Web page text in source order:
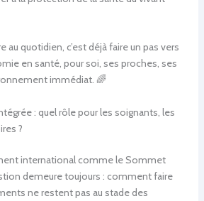
quotidien, c’est déjà faire un pas vers
en santé, pour soi, ses proches, ses
immédiat. 🌈
: quel rôle pour les soignants, les
?
international comme le Sommet
demeure toujours : comment faire
ne restent pas au stade des